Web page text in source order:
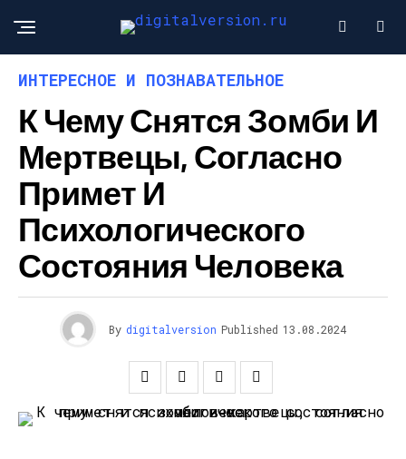
ИНТЕРЕСНОЕ И ПОЗНАВАТЕЛЬНОЕ
К Чему Снятся Зомби И
Мертвецы, Согласно
Примет И
Психологического
Состояния Человека
By digitalversion Published 13.08.2024